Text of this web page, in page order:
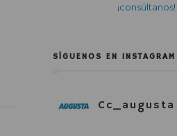
¡consúltanos!
SÍGUENOS EN INSTAGRAM
Cc_augusta